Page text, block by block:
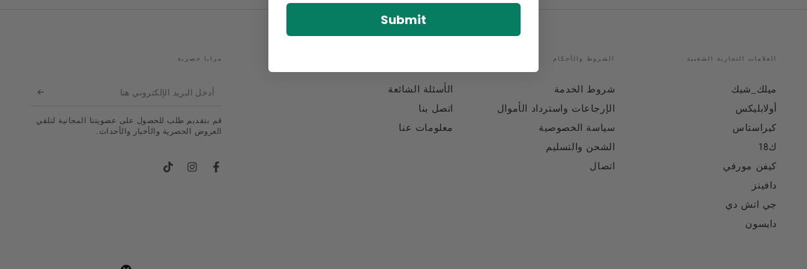
العلامات التجارية الشعبية
ميلك_شيك
أولابليكس
كيراستاس
ك18
كيفن مورفي
دافينز
جي اتش دي
دايسون
الشروط والأحكام
شروط الخدمة
الإرجاعات واسترداد الأموال
سياسة الخصوصية
الشحن والتسليم
اتصال
الأسئلة الشائعة
اتصل بنا
معلومات عنا
مزايا حصرية
أدخل
الإلكتروني
قم بتقديم طلب للحصول على عضويتنا المجانية لتلقي
العروض الحصرية والأخبار والأحداث.
فيسبوكانستجرامتيك توك
Submit